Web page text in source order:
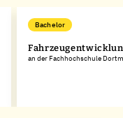
Bachelor
an der Fachhochschule